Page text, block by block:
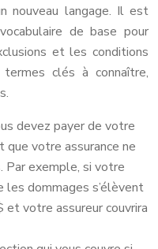
nouveau langage. Il est
de base pour
et les conditions
clés à connaître,
devez payer de votre
que votre assurance ne
Par exemple, si votre
dommages s’élèvent
votre assureur couvrira